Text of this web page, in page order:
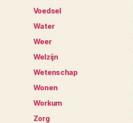
Voedsel
Water
Weer
Welzijn
Wetenschap
Wonen
Workum
Zorg